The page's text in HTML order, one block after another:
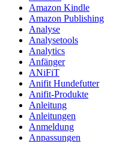
Amazon Kindle
Amazon Publishing
Analyse
Analysetools
Analytics
Anfänger
ANiFiT
Anifit Hundefutter
Anifit-Produkte
Anleitung
Anleitungen
Anmeldung
Anpassungen